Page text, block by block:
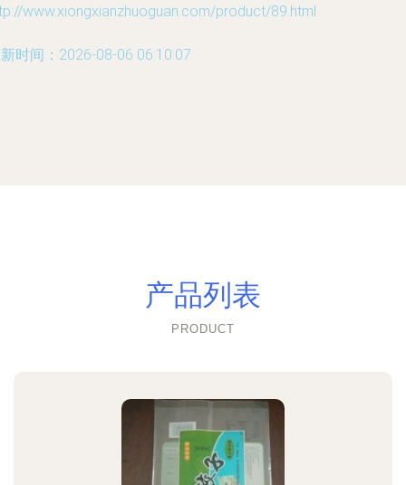
www.xiongxianzhuoguan.com/product/89.html
时间：2026-08-06 06:10:07
产品列表
PRODUCT